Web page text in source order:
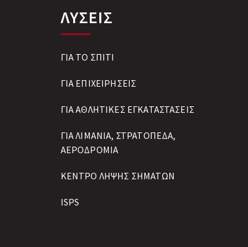
ΛΥΣΕΙΣ
ΓΙΑ ΤΟ ΣΠΙΤΙ
ΓΙΑ ΕΠΙΧΕΙΡΗΣΕΙΣ
ΓΙΑ ΑΘΛΗΤΙΚΕΣ ΕΓΚΑΤΑΣΤΑΣΕΙΣ
ΓΙΑ ΛΙΜΑΝΙΑ, ΣΤΡΑΤΟΠΕΔΑ,
ΑΕΡΟΔΡΟΜΙΑ
ΚΕΝΤΡΟ ΛΗΨΗΣ ΣΗΜΑΤΩΝ
ISPS